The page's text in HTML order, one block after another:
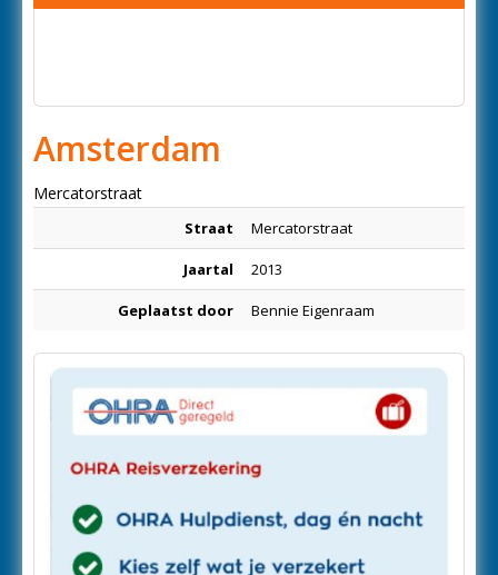
Amsterdam
Mercatorstraat
Straat Mercatorstraat
Jaartal 2013
Geplaatst door Bennie Eigenraam